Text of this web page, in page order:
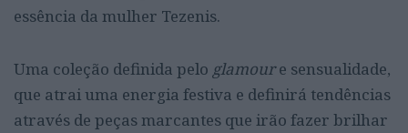
essência da mulher Tezenis.
Uma coleção definida pelo glamoure sensualidade,
que atrai uma energia festiva e definirá tendências
através de peças marcantes que irão fazer brilhar